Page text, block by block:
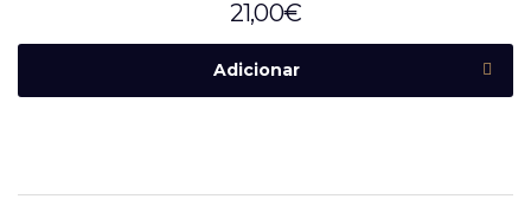
21,00€
Adicionar